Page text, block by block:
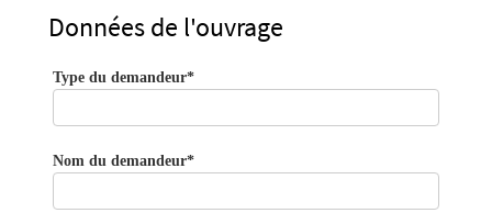
Données de l'ouvrage
Type du demandeur*
Nom du demandeur*